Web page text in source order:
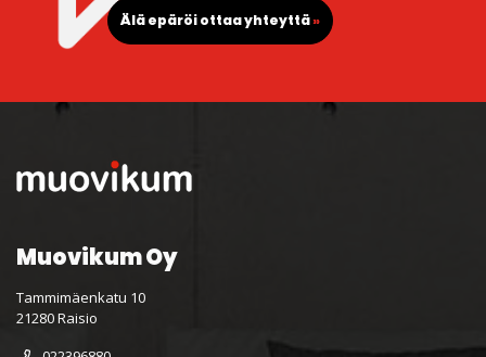
Älä epäröi ottaa yhteyttä»
Muovikum Oy
Tammimäenkatu 10
21280 Raisio